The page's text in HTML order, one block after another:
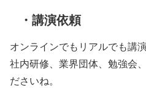
・講演依頼
オンラインでもリアルでも講
社内研修、業界団体、勉強会
ださいね。